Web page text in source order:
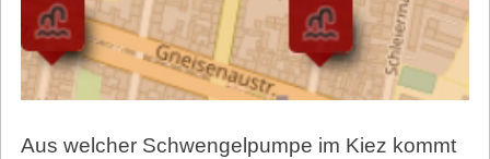
Aus welcher Schwengelpumpe im Kiez kommt